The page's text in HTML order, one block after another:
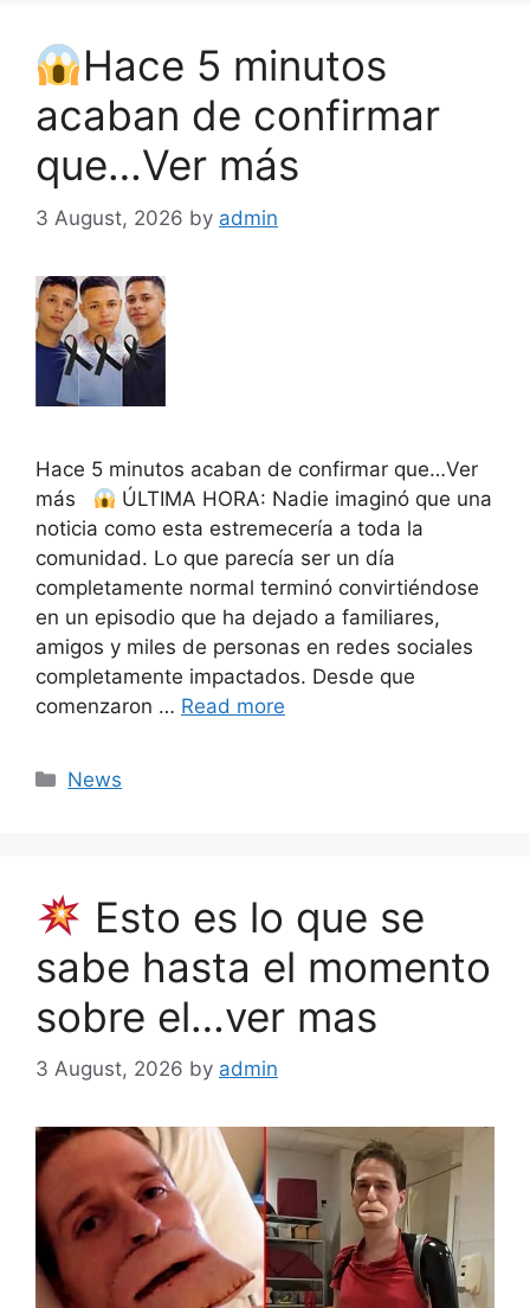
Hace 5 minutos
acaban de confirmar
que…Ver más
3 August, 2026 by admin
Hace 5 minutos acaban de confirmar que…Ver
más
ÚLTIMA HORA: Nadie imaginó que una
noticia como esta estremecería a toda la
comunidad. Lo que parecía ser un día
completamente normal terminó convirtiéndose
en un episodio que ha dejado a familiares,
amigos y miles de personas en redes sociales
completamente impactados. Desde que
comenzaron … Read more
Categories
News
Esto es lo que se
sabe hasta el momento
sobre el…ver mas
3 August, 2026 by admin